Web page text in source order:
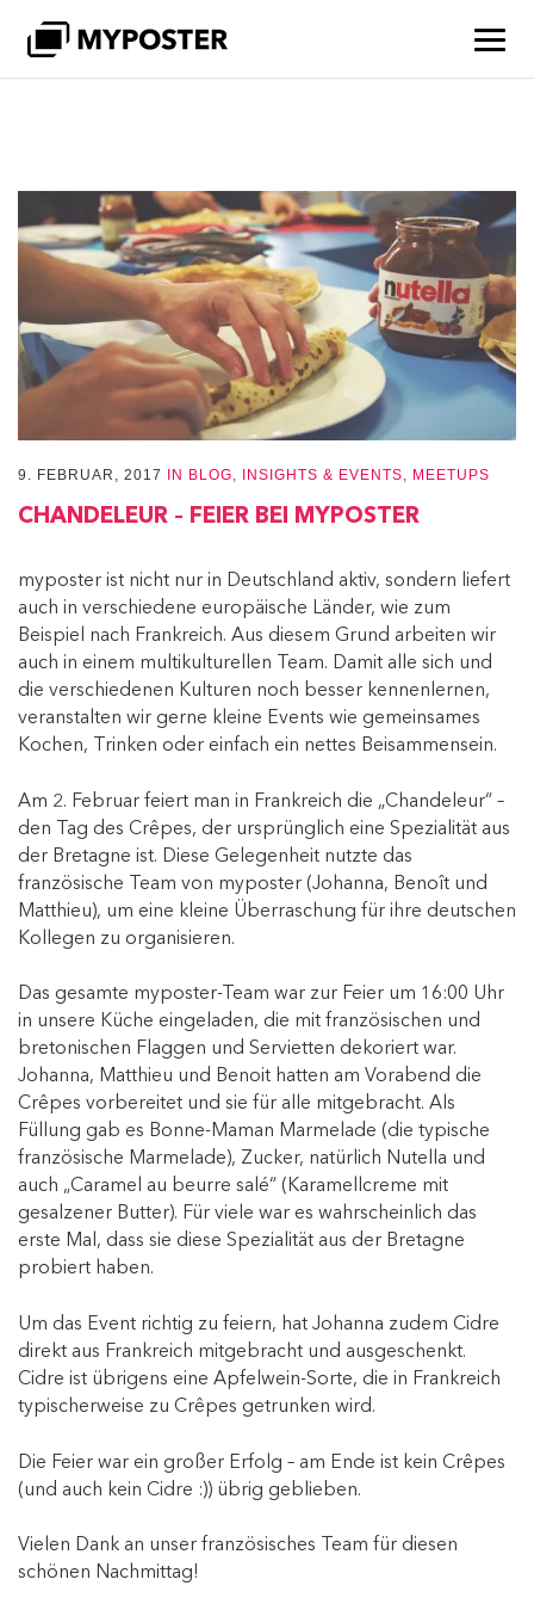
9. FEBRUAR, 2017 IN BLOG, INSIGHTS & EVENTS, MEETUPS
CHANDELEUR – FEIER BEI MYPOSTER
myposter ist nicht nur in Deutschland aktiv, sondern liefert
auch in verschiedene europäische Länder, wie zum
Beispiel nach Frankreich. Aus diesem Grund arbeiten wir
auch in einem multikulturellen Team. Damit alle sich und
die verschiedenen Kulturen noch besser kennenlernen,
veranstalten wir gerne kleine Events wie gemeinsames
Kochen, Trinken oder einfach ein nettes Beisammensein.
Am 2. Februar feiert man in Frankreich die „Chandeleur“ –
den Tag des Crêpes, der ursprünglich eine Spezialität aus
der Bretagne ist. Diese Gelegenheit nutzte das
französische Team von myposter (Johanna, Benoît und
Matthieu), um eine kleine Überraschung für ihre deutschen
Kollegen zu organisieren.
Das gesamte myposter-Team war zur Feier um 16:00 Uhr
in unsere Küche eingeladen, die mit französischen und
bretonischen Flaggen und Servietten dekoriert war.
Johanna, Matthieu und Benoit hatten am Vorabend die
Crêpes vorbereitet und sie für alle mitgebracht. Als
Füllung gab es Bonne-Maman Marmelade (die typische
französische Marmelade), Zucker, natürlich Nutella und
auch „Caramel au beurre salé“ (Karamellcreme mit
gesalzener Butter). Für viele war es wahrscheinlich das
erste Mal, dass sie diese Spezialität aus der Bretagne
probiert haben.
Um das Event richtig zu feiern, hat Johanna zudem Cidre
direkt aus Frankreich mitgebracht und ausgeschenkt.
Cidre ist übrigens eine Apfelwein-Sorte, die in Frankreich
typischerweise zu Crêpes getrunken wird.
Die Feier war ein großer Erfolg – am Ende ist kein Crêpes
(und auch kein Cidre :)) übrig geblieben.
Vielen Dank an unser französisches Team für diesen
schönen Nachmittag!